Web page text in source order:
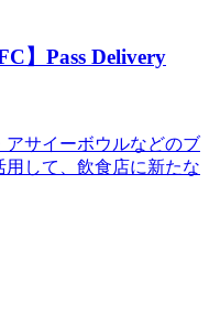
】Pass Delivery
アサイーボウルなどのブ
して、飲食店に新たな